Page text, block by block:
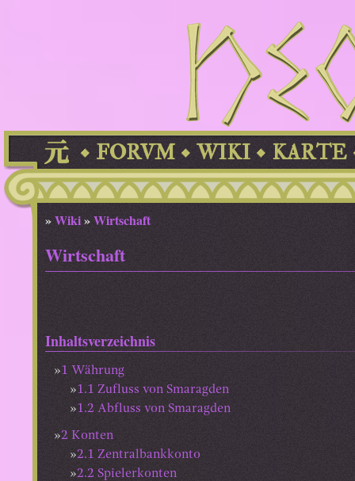
FORVM WIKI KARTE
»Wiki»Wirtschaft
Wirtschaft
Inhaltsverzeichnis
1 Währung
1.1 Zufluss von Smaragden
1.2 Abfluss von Smaragden
2 Konten
2.1 Zentralbankkonto
2.2 Spielerkonten